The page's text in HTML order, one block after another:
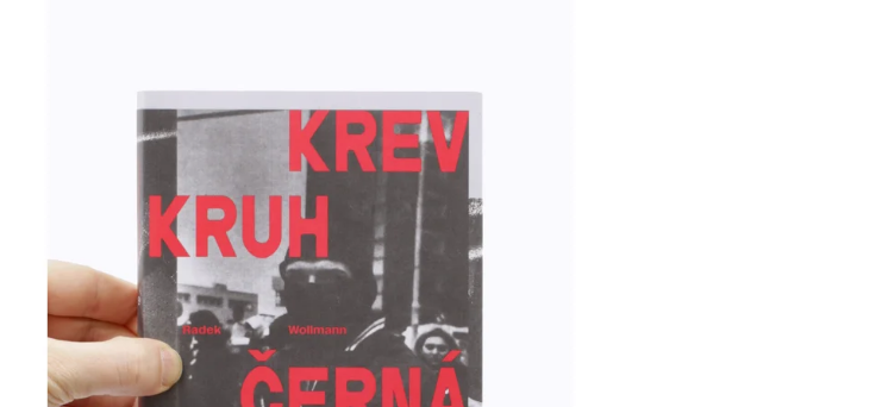
VÝVAR
NEJEN ROMSKÉ RECEPTY PRO
SNESITELNĚJŠÍ KLIMA
300 Kč
Původně: 350 Kč